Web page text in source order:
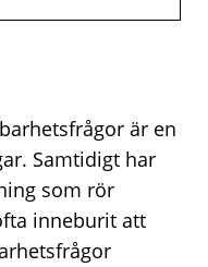
är en
Samtidigt har
som rör
inneburit att